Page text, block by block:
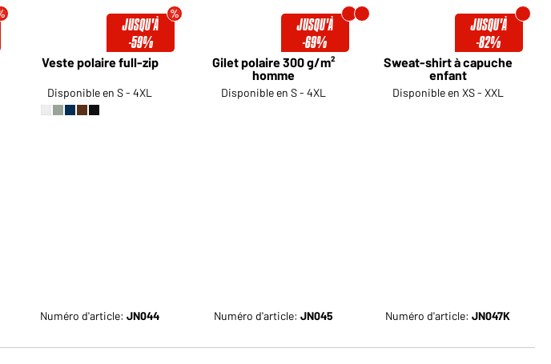
JUSQU'À
-59%
Numéro d'article:JN044
JUSQU'À
-69%
Gilet polaire 300 g/m²
homme
Disponible en S - 4XL
Numéro d'article:JN045
JUSQU'À
-82%
Sweat-shirt à capuche
enfant
Disponible en XS - XXL
Numéro d'article:JN047K